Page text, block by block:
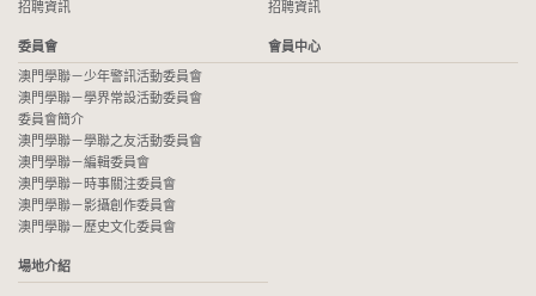
招聘資訊
招聘資訊
委員會
澳門學聯－少年警訊活動委員會
澳門學聯－學界常設活動委員會
委員會簡介
澳門學聯－學聯之友活動委員會
澳門學聯－編輯委員會
澳門學聯－時事關注委員會
澳門學聯－影攝創作委員會
澳門學聯－歷史文化委員會
會員中心
場地介紹